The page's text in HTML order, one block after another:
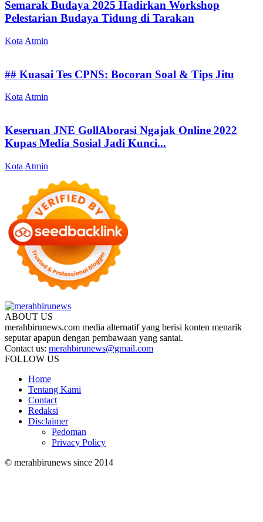
Semarak Budaya 2025 Hadirkan Workshop
Pelestarian Budaya Tidung di Tarakan
Kota Atmin
## Kuasai Tes CPNS: Bocoran Soal & Tips Jitu
Kota Atmin
Keseruan JNE GollAborasi Ngajak Online 2022
Kupas Media Sosial Jadi Kunci...
Kota Atmin
ABOUT US
merahbirunews.com media alternatif yang berisi konten menarik
seputar apapun dengan pembawaan yang santai.
Contact us: merahbirunews@gmail.com
FOLLOW US
Home
Tentang Kami
Contact
Redaksi
Disclaimer
Pedoman
Privacy Policy
© merahbirunews since 2014